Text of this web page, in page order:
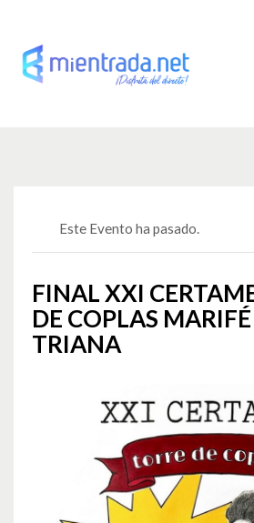
Este Evento ha pasado.
FINAL XXI
DE COPLAS
TRIANA